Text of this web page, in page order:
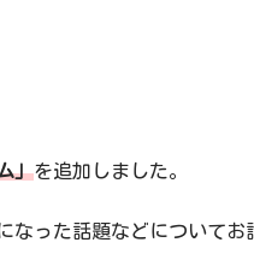
」を追加しました。
なった話題などについてお